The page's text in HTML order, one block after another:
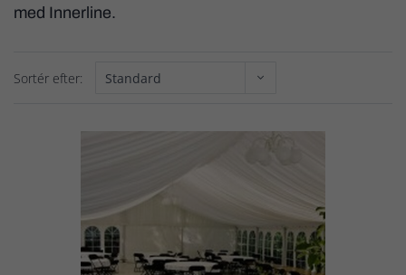
med Innerline.
Sortér efter: